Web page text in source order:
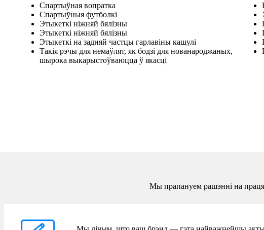
Спартыўная вопратка
Спартыўныя футболкі
Этыкеткі ніжняй бялізны
Этыкеткі ніжняй бялізны
Этыкеткі на задняй частцы гарлавіны кашулі
Такія рэчы для немаўлят, як бодзі для нованароджаных,
шырока выкарыстоўваюцца ў якасці
Мы прапануем рашэнні на